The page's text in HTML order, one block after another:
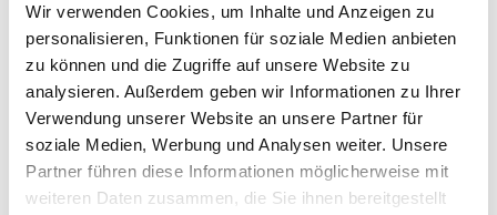
Wir verwenden Cookies, um Inhalte und Anzeigen zu
personalisieren, Funktionen für soziale Medien anbieten
zu können und die Zugriffe auf unsere Website zu
analysieren. Außerdem geben wir Informationen zu Ihrer
Verwendung unserer Website an unsere Partner für
soziale Medien, Werbung und Analysen weiter. Unsere
Partner führen diese Informationen möglicherweise mit
weiteren Daten zusammen, die Sie ihnen bereitgestellt
Betriebsdauer.
Eine effiziente, vielseitige und erschwingliche Lösung für
Fachleute in der Grünflächenpflege und Reinigung.
Hauptvorteile:
Ergonomie:Perfekte Balance und optimierter
Schwerpunkt – Seitlicher Lufteinlass
Handhabung:Einfacher Einsatz und Arbeit dank
Tragegurt